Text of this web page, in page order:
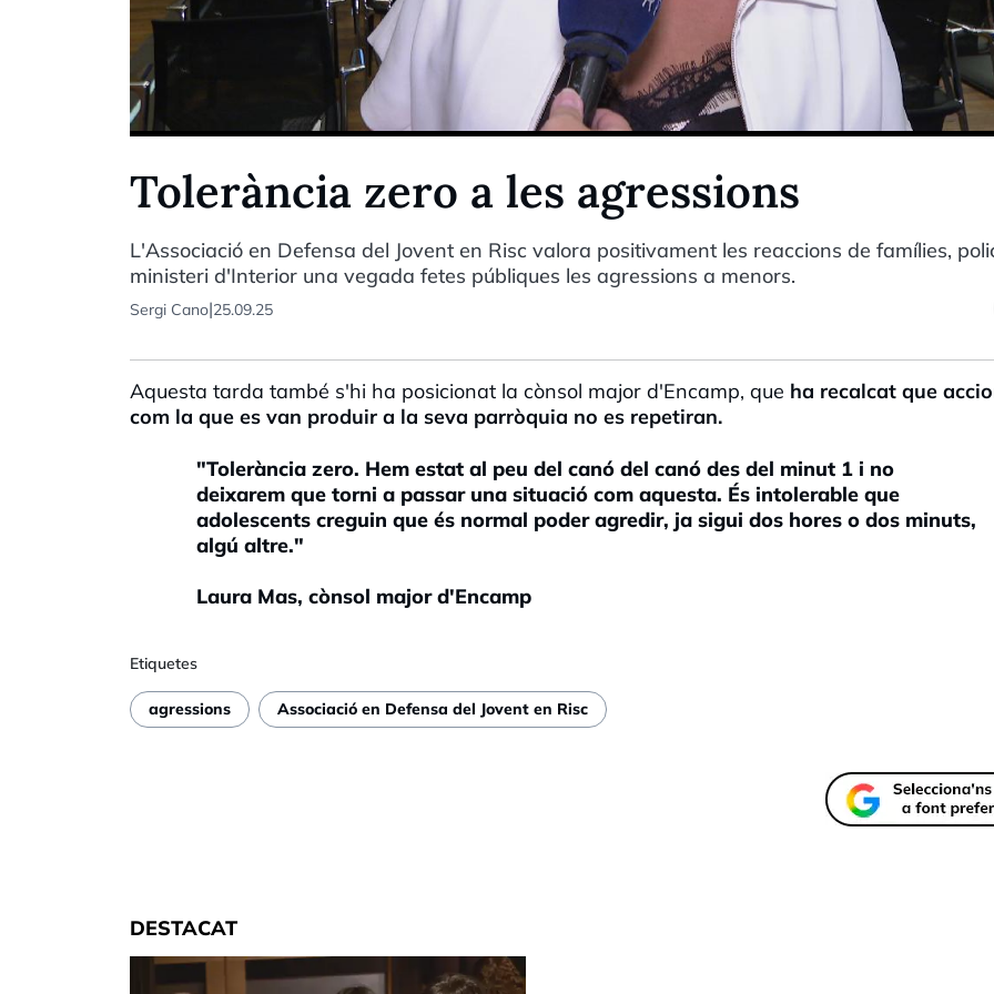
Tolerància zero a les agressions
L'Associació en Defensa del Jovent en Risc valora positivament les reaccions de famílies,
ministeri d'Interior una vegada fetes públiques les agressions a menors.
Sergi Cano|25.09.25
Aquesta tarda també s'hi ha posicionat la cònsol major d'Encamp, que ha recalcat que
com la que es van produir a la seva parròquia no es repetiran.
"Tolerància zero. Hem estat al peu del canó del canó des del minut 1 i no
deixarem que torni a passar una situació com aquesta. És intolerable que
adolescents creguin que és normal poder agredir, ja sigui dos hores o dos minuts,
algú altre."
Laura Mas, cònsol major d'Encamp
Etiquetes
agressions Associació en Defensa del Jovent en Risc
DESTACAT